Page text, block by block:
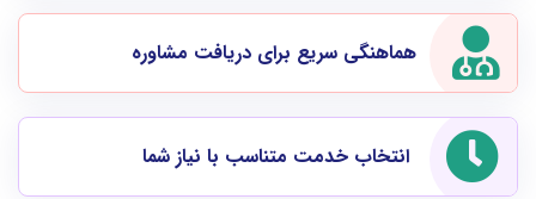
هماهنگی سریع برای دریافت مشاوره
انتخاب خدمت متناسب با نیاز شما